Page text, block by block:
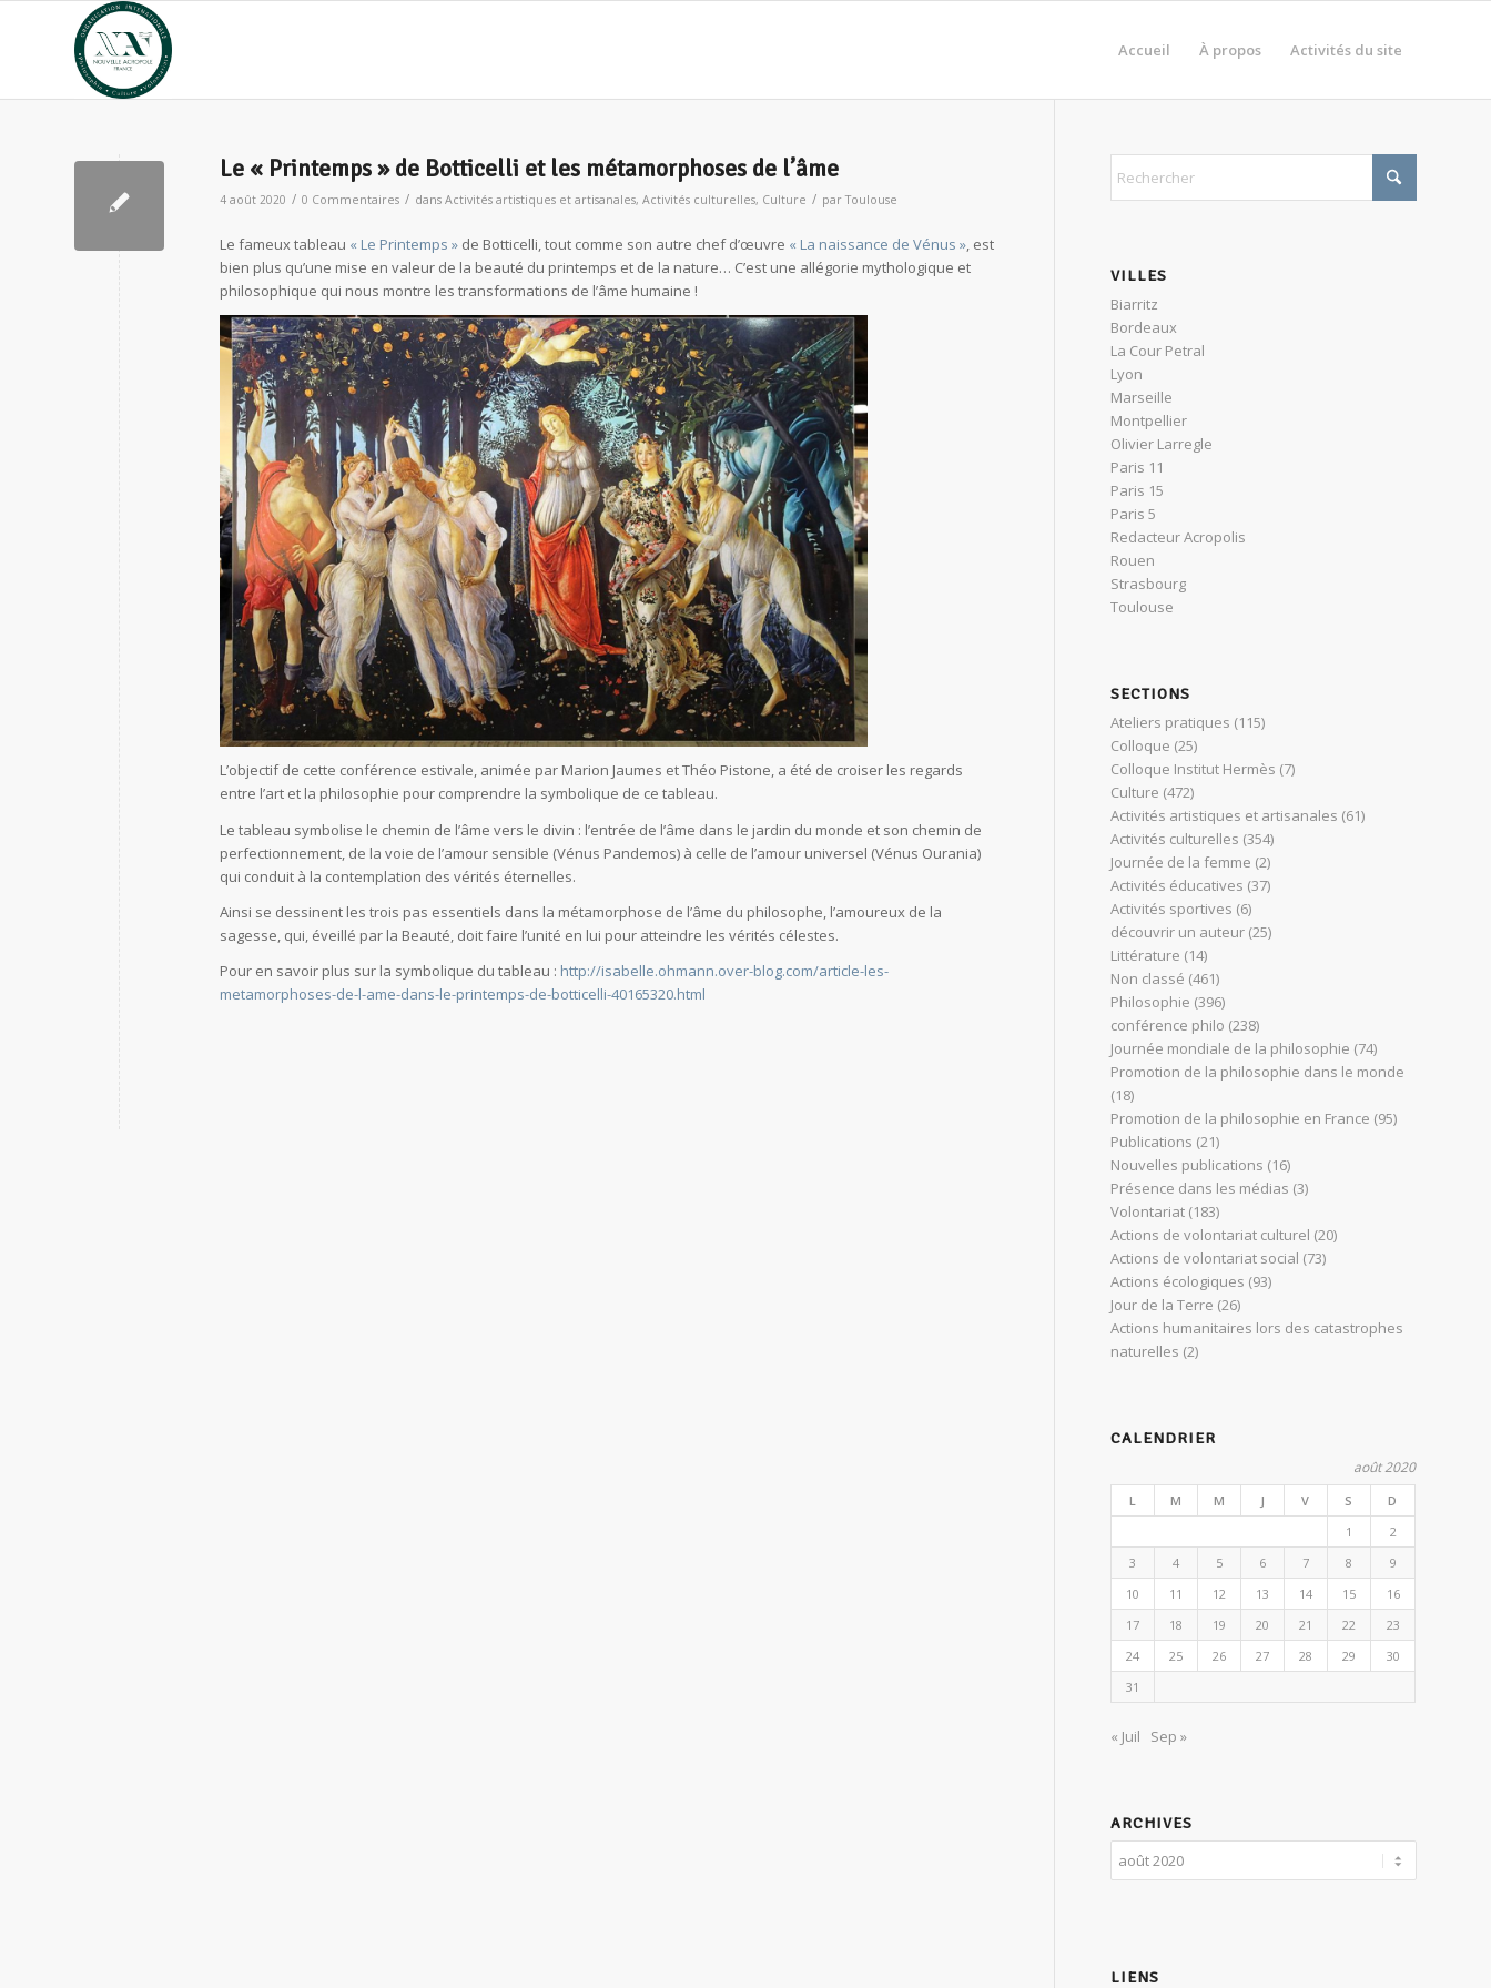
Accueil À propos Activités du site
Le « Printemps » de Botticelli et les métamorphoses de l’âme
4 août 2020 / 0 Commentaires / dans Activités artistiques et artisanales, Activités culturelles, Culture / parToulouse
Le fameux tableau « Le Printemps » de Botticelli, tout comme son autre chef d’œuvre « La naissance de Vénus », est
bien plus qu’une mise en valeur de la beauté du printemps et de la nature… C’est une allégorie mythologique et
philosophique qui nous montre les transformations de l’âme humaine !
L’objectif de cette conférence estivale, animée par Marion Jaumes et Théo Pistone, a été de croiser les regards
entre l’art et la philosophie pour comprendre la symbolique de ce tableau.
Le tableau symbolise le chemin de l’âme vers le divin : l’entrée de l’âme dans le jardin du monde et son chemin de
perfectionnement, de la voie de l’amour sensible (Vénus Pandemos) à celle de l’amour universel (Vénus Ourania)
qui conduit à la contemplation des vérités éternelles.
Ainsi se dessinent les trois pas essentiels dans la métamorphose de l’âme du philosophe, l’amoureux de la
sagesse, qui, éveillé par la Beauté, doit faire l’unité en lui pour atteindre les vérités célestes.
Pour en savoir plus sur la symbolique du tableau : http://isabelle.ohmann.over-blog.com/article-les-
metamorphoses-de-l-ame-dans-le-printemps-de-botticelli-40165320.html
VILLES
Biarritz
Bordeaux
La Cour Petral
Lyon
Marseille
Montpellier
Olivier Larregle
Paris 11
Paris 15
Paris 5
Redacteur Acropolis
Rouen
Strasbourg
Toulouse
SECTIONS
Ateliers pratiques (115)
Colloque (25)
Colloque Institut Hermès (7)
Culture (472)
Activités artistiques et artisanales (61)
Activités culturelles (354)
Journée de la femme (2)
Activités éducatives (37)
Activités sportives (6)
découvrir un auteur (25)
Littérature (14)
Non classé (461)
Philosophie (396)
conférence philo (238)
Journée mondiale de la philosophie (74)
Promotion de la philosophie dans le monde
(18)
Promotion de la philosophie en France (95)
Publications (21)
Nouvelles publications (16)
Présence dans les médias (3)
Volontariat (183)
Actions de volontariat culturel (20)
Actions de volontariat social (73)
Actions écologiques (93)
Jour de la Terre (26)
Actions humanitaires lors des catastrophes
naturelles (2)
CALENDRIER
août 2020
L M M J V S
D
1
2
3
4 5 6 7 8
9
10
11 12 13 14 15
16
17
18 19 20 21 22
23
24
25 26 27 28 29
30
31
« Juil Sep »
ARCHIVES
LIENS